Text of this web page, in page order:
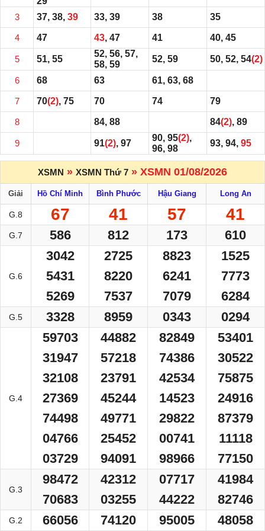
3 37, 38, 39 33, 39 38 35
4 47 43, 47 41 40, 45
5 51, 55
52, 56, 57,
58, 59
52, 59 50, 52, 54(2)
6 68 63 61, 63, 68
7 70(2), 75 70 74 79
8 84, 88 84(2), 89
9 91(2), 97
90, 95(2),
96, 98
93, 94, 95
XSMN » XSMN Thứ 7 » XSMN 01/08/2026
Giải Hồ Chí Minh Bình Phước Hậu Giang Long An
G.8 67 41 57 41
G.7 586 812 173 610
G.6
3042
5431
5269
2725
8220
7537
8823
6241
7079
1525
7773
6284
G.5 3328 8959 0343 0294
G.4
59703
31947
32108
27369
74498
04766
03729
44882
57218
23791
45244
49771
25452
94091
82849
74386
42534
14523
29822
00741
98966
53401
30522
75875
24916
87379
11118
77150
G.3
98472
70683
42312
03255
07717
44222
41984
82746
G.2 66056 74120 95005 48058